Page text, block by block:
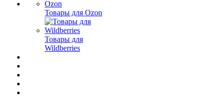
Товары для Ozon
Товары для
Wildberries